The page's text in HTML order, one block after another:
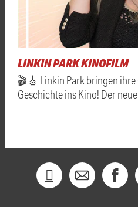
LINKIN PARK KINOFILM
🎬🎸 Linkin Park bringen ihre
Geschichte ins Kino! Der